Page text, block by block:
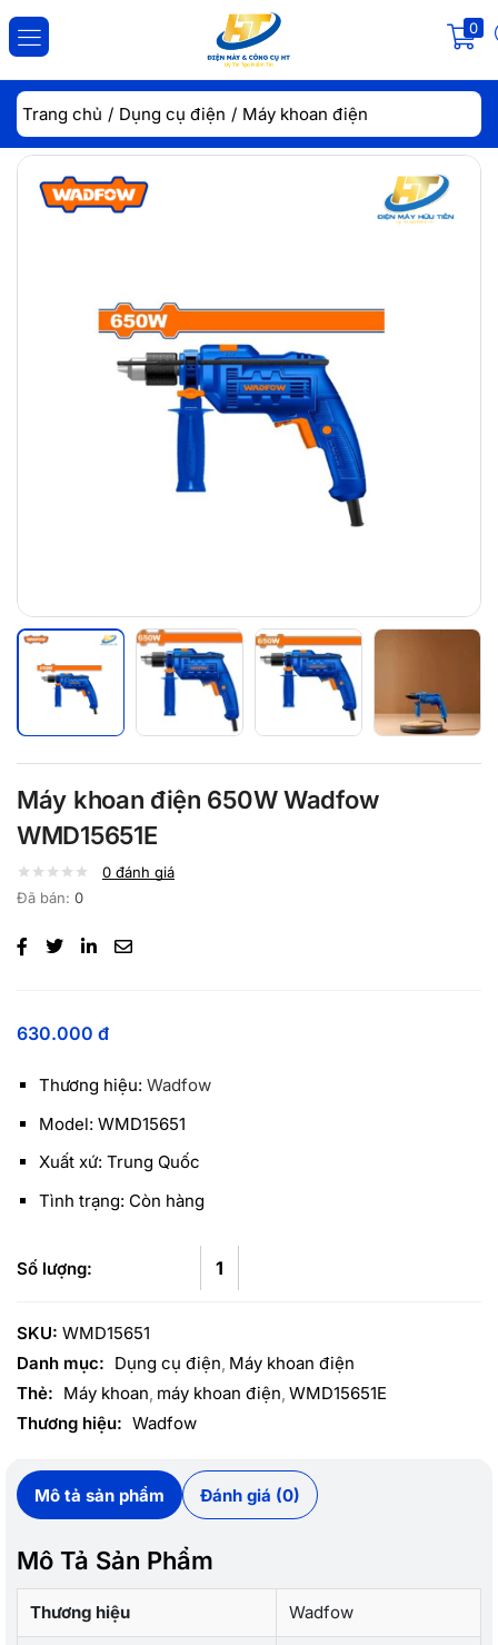
0
ĐĂNG NHẬP ĐĂNG KÝ
Nhập tài khoản và mật khẩu để đăng nhập.
Lưu đăng nhập
Đăng Nhập
Quên mật khẩu?
Trang chủ Dụng cụ điện Máy khoan điện
Máy khoan điện 650W Wadfow
WMD15651E
0 đánh giá
Đã bán: 0
630.000 đ
Thương hiệu: Wadfow
Model: WMD15651
Xuất xứ: Trung Quốc
Tình trạng: Còn hàng
SKU: WMD15651
Danh mục: Dụng cụ điện Máy khoan điện
Thẻ: Máy khoan máy khoan điện WMD15651E
Thương hiệu: Wadfow
Mô tả sản phẩm Đánh giá (0)
Mô Tả Sản Phẩm
Thương hiệu Wadfow